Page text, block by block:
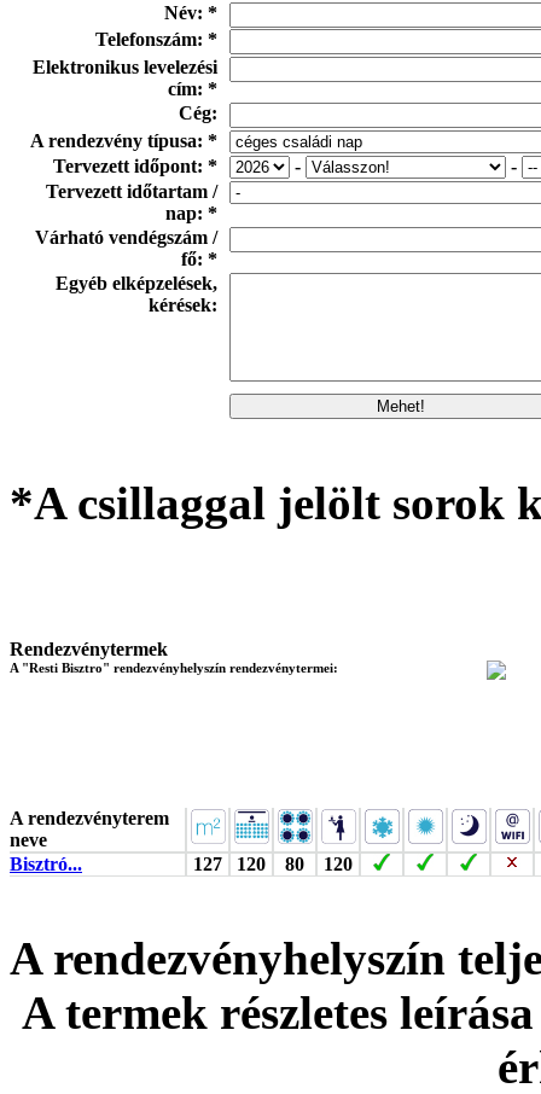
Név: *
Telefonszám: *
Elektronikus levelezési
cím: *
Cég:
A rendezvény típusa: *
Tervezett időpont: *
-
-
Tervezett időtartam /
nap: *
Várható vendégszám /
fő: *
Egyéb elképzelések,
kérések:
*A csillaggal jelölt sorok
Rendezvénytermek
A "Resti Bisztro" rendezvényhelyszín rendezvénytermei:
A rendezvényterem
neve
Bisztró...
127 120 80 120
A rendezvényhelyszín
A termek részletes